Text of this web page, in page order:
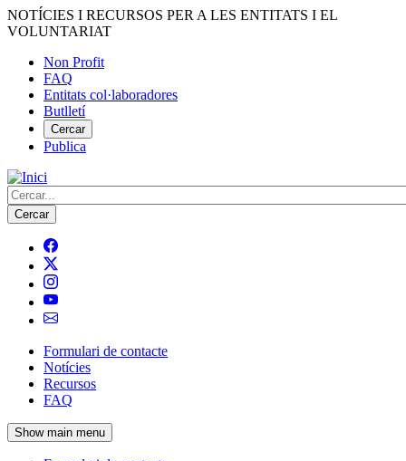
Vés
al
NOTÍCIES I RECURSOS PER A LES ENTITATS I EL
VOLUNTARIAT
Menú
del
compte
d'usuari
Non Profit
FAQ
Entitats col·laboradores
Butlletí
Cercar
Publica
Cerca
Navegació
principal
de
l'encapçalament
Formulari de contacte
Notícies
Recursos
FAQ
Show main menu